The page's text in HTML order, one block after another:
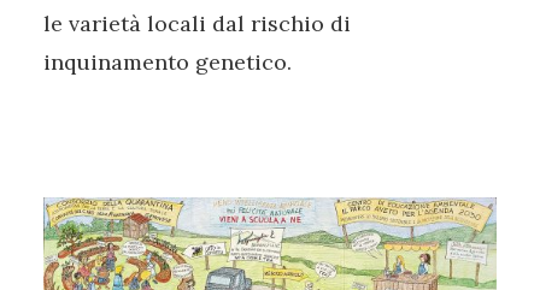
le varietà locali dal rischio di
inquinamento genetico.